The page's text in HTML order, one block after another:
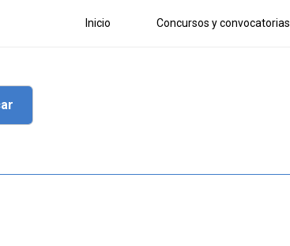
Inicio Concursos y convocatorias